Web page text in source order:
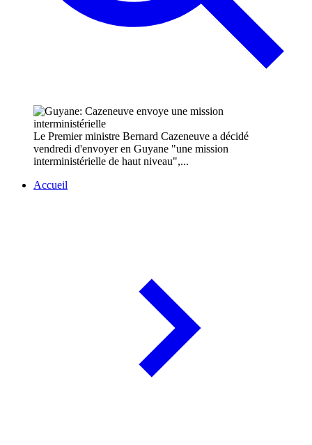
Le Premier ministre Bernard Cazeneuve a décidé
vendredi d'envoyer en Guyane "une mission
interministérielle de haut niveau",...
Accueil